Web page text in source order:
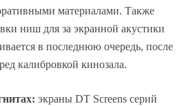
материалами. Также
ниш для за экранной акустики
в последнюю очередь, после
калибровкой кинозала.
экраны DT Screens серий